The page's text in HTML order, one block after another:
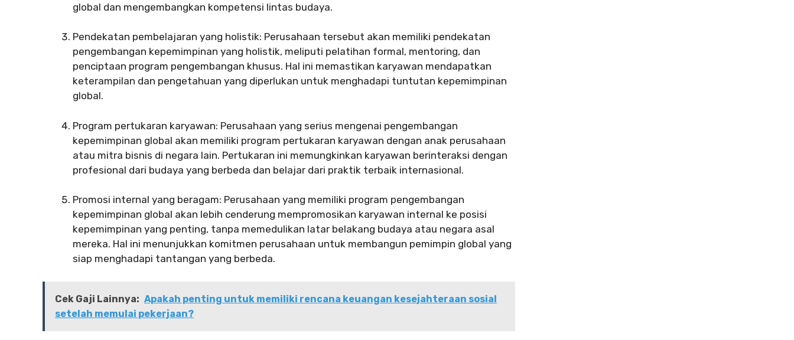
global dan mengembangkan kompetensi lintas budaya.
Pendekatan pembelajaran yang holistik: Perusahaan tersebut akan memiliki pendekatan
pengembangan kepemimpinan yang holistik, meliputi pelatihan formal, mentoring, dan
penciptaan program pengembangan khusus. Hal ini memastikan karyawan mendapatkan
keterampilan dan pengetahuan yang diperlukan untuk menghadapi tuntutan kepemimpinan
global.
Program pertukaran karyawan: Perusahaan yang serius mengenai pengembangan
kepemimpinan global akan memiliki program pertukaran karyawan dengan anak perusahaan
atau mitra bisnis di negara lain. Pertukaran ini memungkinkan karyawan berinteraksi dengan
profesional dari budaya yang berbeda dan belajar dari praktik terbaik internasional.
Promosi internal yang beragam: Perusahaan yang memiliki program pengembangan
kepemimpinan global akan lebih cenderung mempromosikan karyawan internal ke posisi
kepemimpinan yang penting, tanpa memedulikan latar belakang budaya atau negara asal
mereka. Hal ini menunjukkan komitmen perusahaan untuk membangun pemimpin global yang
siap menghadapi tantangan yang berbeda.
Cek Gaji Lainnya: Apakah penting untuk memiliki rencana keuangan kesejahteraan sosial
setelah memulai pekerjaan?